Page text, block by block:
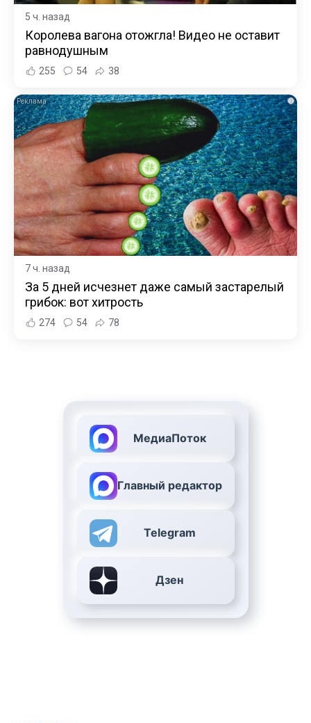
5 ч. назад
Королева вагона отожгла! Видео не оставит
равнодушным
255 54 38
i
7 ч. назад
За 5 дней исчезнет даже самый застарелый
грибок: вот хитрость
274 54 78
МедиаПоток
Главный редактор
Telegram
Дзен